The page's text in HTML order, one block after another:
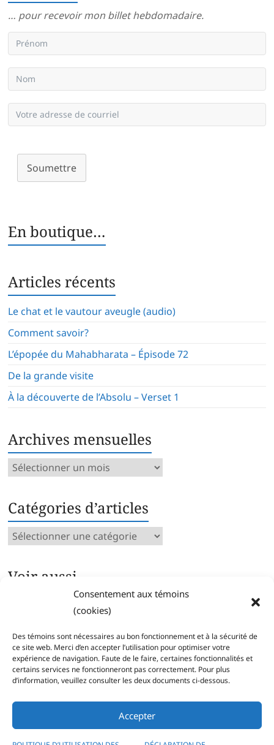
Consentement aux témoins
(cookies)
Des témoins sont nécessaires au bon fonctionnement et à la sécurité de
ce site web. Merci d’en accepter l’utilisation pour optimiser votre
expérience de navigation. Faute de le faire, certaines fonctionnalités et
certains services ne fonctionneront pas correctement. Pour plus
d’information, veuillez consulter les deux documents ci-dessous.
Accepter
… pour recevoir mon billet hebdomadaire.
Soumettre
En boutique…
Articles récents
Le chat et le vautour aveugle (audio)
Comment savoir?
L’épopée du Mahabharata – Épisode 72
De la grande visite
À la découverte de l’Absolu – Verset 1
Archives mensuelles
Archives
Catégories d’articles
Catégories
Voir aussi…
Articles parus par catégorie
Index des mots clés
Séries